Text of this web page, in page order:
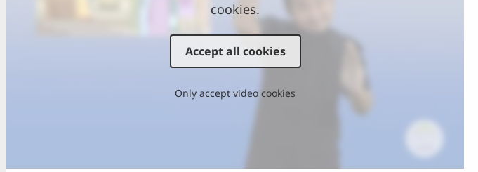
cookies.
Accept all cookies
Only accept video cookies